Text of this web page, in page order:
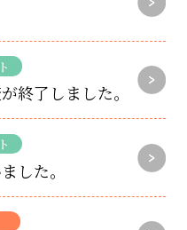
終了しました。
した。